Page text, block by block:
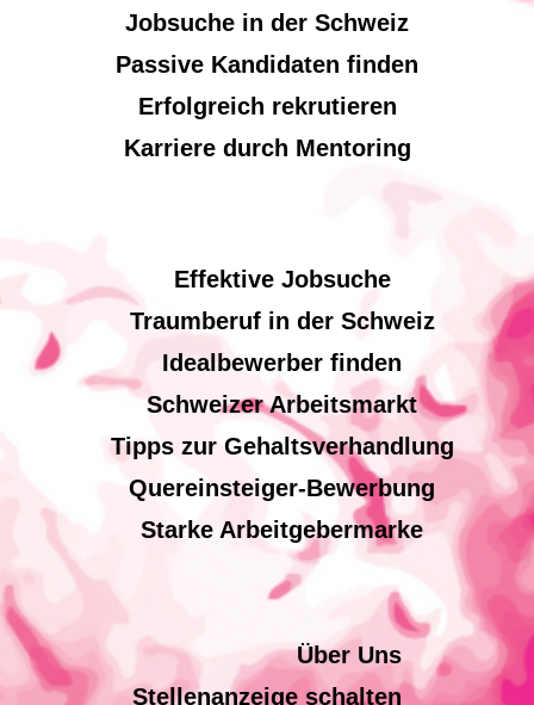
Jobsuche in der Schweiz
Passive Kandidaten finden
Erfolgreich rekrutieren
Karriere durch Mentoring
Effektive Jobsuche
Traumberuf in der Schweiz
Idealbewerber finden
Schweizer Arbeitsmarkt
Tipps zur Gehaltsverhandlung
Quereinsteiger-Bewerbung
Starke Arbeitgebermarke
Über Uns
Stellenanzeige schalten